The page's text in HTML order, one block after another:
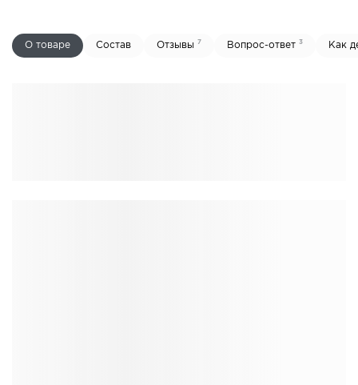
О товаре Состав Отзывы 7 Вопрос-ответ 3 Как